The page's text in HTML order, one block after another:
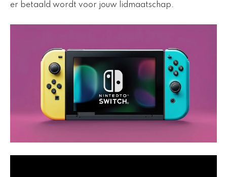
er betaald wordt voor jouw lidmaatschap.